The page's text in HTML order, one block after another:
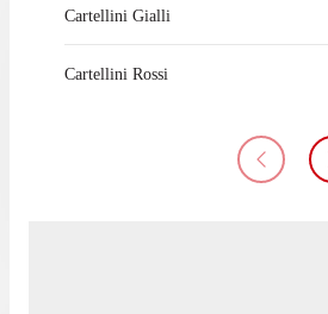
Cartellini Gialli
Cartellini Rossi